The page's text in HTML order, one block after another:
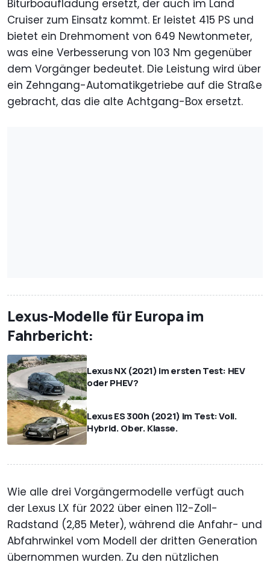
Biturboaufladung ersetzt, der auch im Land
Cruiser zum Einsatz kommt. Er leistet 415 PS und
bietet ein Drehmoment von 649 Newtonmeter,
was eine Verbesserung von 103 Nm gegenüber
dem Vorgänger bedeutet. Die Leistung wird über
ein Zehngang-Automatikgetriebe auf die Straße
gebracht, das die alte Achtgang-Box ersetzt.
Lexus-Modelle für Europa im
Fahrbericht:
Lexus NX (2021) im ersten Test: HEV
oder PHEV?
Lexus ES 300h (2021) im Test: Voll.
Hybrid. Ober. Klasse.
Wie alle drei Vorgängermodelle verfügt auch
der Lexus LX für 2022 über einen 112-Zoll-
Radstand (2,85 Meter), während die Anfahr- und
Abfahrwinkel vom Modell der dritten Generation
übernommen wurden. Zu den nützlichen